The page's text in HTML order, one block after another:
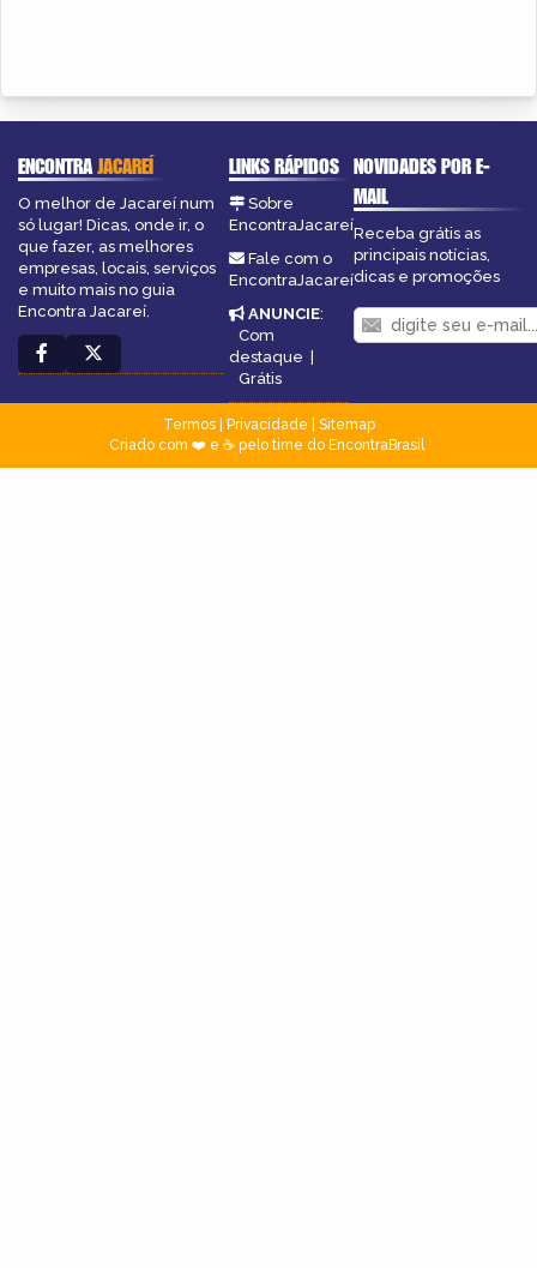
ENCONTRAJACAREÍ
O melhor de Jacareí num
só lugar! Dicas, onde ir, o
que fazer, as melhores
empresas, locais, serviços
e muito mais no guia
Encontra Jacareí.
LINKS RÁPIDOS
Sobre
EncontraJacareí
Fale com o
EncontraJacareí
ANUNCIE:
Com
destaque |
Grátis
NOVIDADES POR E-
MAIL
Receba grátis as
principais notícias,
dicas e promoções
Termos| Privacidade
Sitemap
Criado com ❤️ e ☕ pelo time do EncontraBrasil